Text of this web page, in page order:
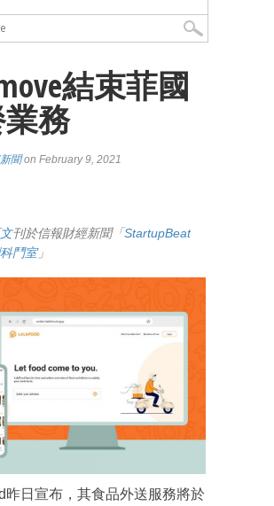
結束菲國
務
聞on February 9, 2021
刊於信報財經新聞「StartupBeat
鬥室」
昨日宣布，其食品外送服務將於